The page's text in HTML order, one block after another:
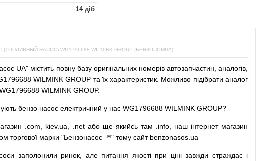
14 діб
НАСОС) WG1796688 WILMINK GROUP (БЕНЗОПОМПА)
UA" містить повну базу оригінальних номерів автозапчастин аналогів
WILMINK GROUP та їх характеристик. Можливо підібрати аналог
WILMINK GROUP.
бензо насос електричний у нас WG1796688 WILMINK GROUP?
.com kiev.ua .net або ще якийсь там .info, наш інтернет магазин
торгової марки "Бензонасос ™" тому сайт benzonasos.ua
заполонили ринок але питання якості при ціні завжди страждає і